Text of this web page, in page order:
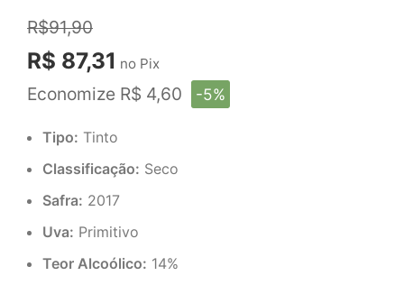
R$91,90
R$ 87,31 no Pix
Economize R$ 4,60 -5%
Tipo: Tinto
Classificação: Seco
Safra: 2017
Uva: Primitivo
Teor Alcoólico: 14%